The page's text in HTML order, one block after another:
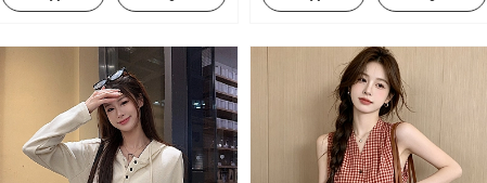
Conjunto
Camiseta Top